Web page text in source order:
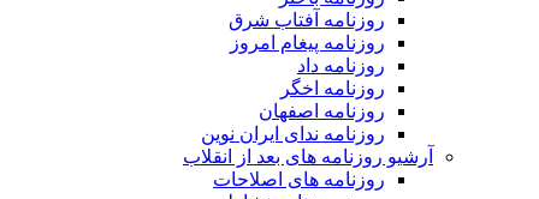
روزنامه آفتاب شرق
روزنامه پیغام امروز
روزنامه داد
روزنامه اخگر
روزنامه اصفهان
روزنامه ندای ایران نوین
آرشیو روزنامه های بعد از انقلاب
روزنامه های اصلاحات